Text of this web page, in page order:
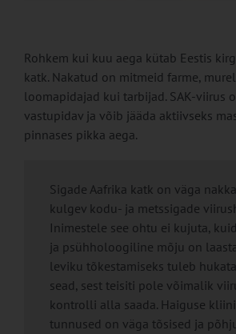
Rohkem kui kuu aega kütab Eestis
katk. Nakatud on mitmeid farme,
loomapidajad kui tarbijad. SAK-viirus
vastupidav ja võib jääda aktiivseks
pinnases pikka aega.
Sigade Aafrika katk on väga
kulgev kodu- ja metssigade
Inimestele see ohtu ei kujuta,
ja psühholoogiline mõju on
leviku tõkestamiseks tuleb
sead, sest teisiti pole võimalik
kontrolli alla saada. Haiguse
tunnused on väga tõsised ja